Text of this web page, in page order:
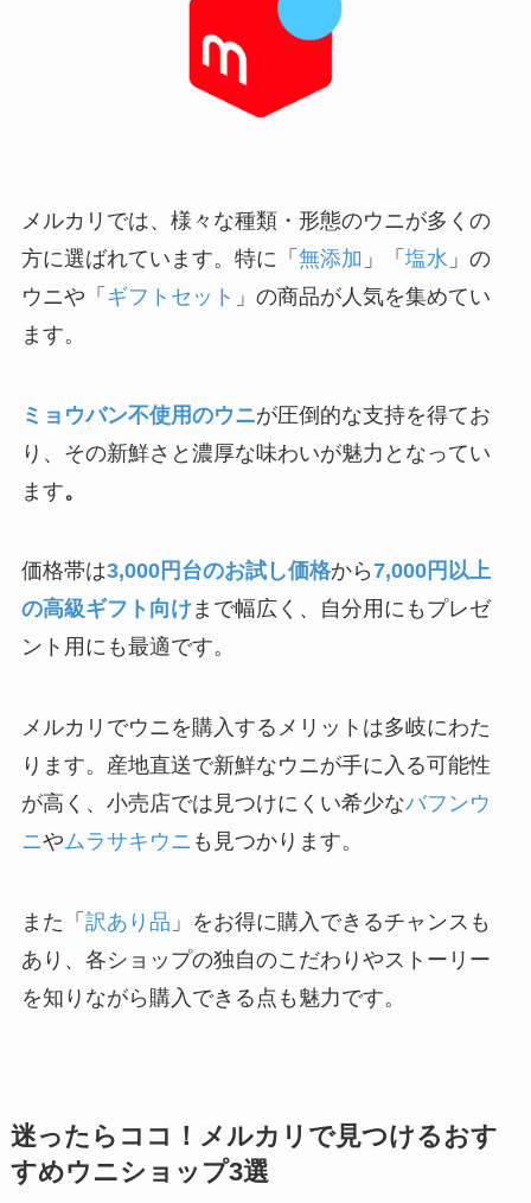
メルカリでは、様々な種類・形態のウニが多くの
方に選ばれています。特に「 無添加 」「 塩水 」の
ウニや「 ギフトセット 」の商品が人気を集めてい
ます。
ミョウバン不使用のウニが圧倒的な支持を得てお
り、その新鮮さと濃厚な味わいが魅力となってい
ます。
価格帯は3,000円台のお試し価格から7,000円以上
の高級ギフト向けまで幅広く、自分用にもプレゼ
ント用にも最適です。
メルカリでウニを購入するメリットは多岐にわた
ります。産地直送で新鮮なウニが手に入る可能性
が高く、小売店では見つけにくい希少なバフンウ
ニやムラサキウニ も見つかります。
また「 訳あり品 」をお得に購入できるチャンスも
あり、各ショップの独自のこだわりやストーリー
を知りながら購入できる点も魅力です。
迷ったらココ！メルカリで見つけるおす
すめウニショップ3選